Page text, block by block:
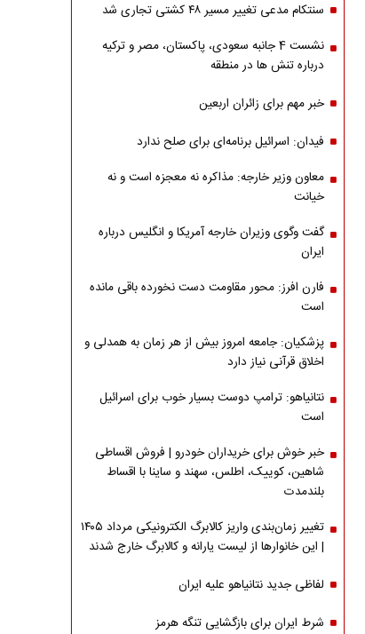
سنتکام مدعی تغییر مسیر ۴۸ کشتی تجاری شد
نشست 4 جانبه سعودی، پاکستان، مصر و ترکیه
درباره تنش ها در منطقه
خبر مهم برای زائران اربعین
فیدان: اسرائیل برنامه‌ای برای صلح ندارد
معاون وزیر خارجه: مذاکره نه معجزه است و نه
خیانت
گفت وگوی وزیران خارجه آمریکا و انگلیس درباره
ایران
فارن افرز: محور مقاومت دست نخورده باقی مانده
است
پزشکیان: جامعه امروز بیش از هر زمان به همدلی و
اخلاق قرآنی نیاز دارد
نتانیاهو: ترامپ دوست بسیار خوب برای اسرائیل
است
خبر خوش برای خریداران خودرو | فروش اقساطی
شاهین، کوییک، اطلس، سهند و ساینا با اقساط
بلندمدت
تغییر زمان‌بندی واریز کالابرگ الکترونیکی مرداد ۱۴۰۵
| این خانوارها از لیست یارانه و کالابرگ خارج شدند
لفاظی جدید نتانیاهو علیه ایران
شرط ایران برای بازگشایی تنگه هرمز